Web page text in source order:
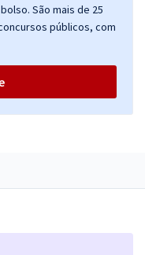
São mais de 25
públicos, com